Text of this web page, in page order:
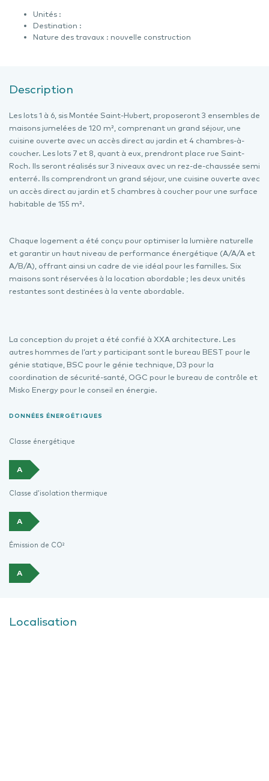
Unités :
Destination :
Nature des travaux : nouvelle construction
Description
Les lots 1 à 6, sis Montée Saint-Hubert, proposeront 3 ensembles de
maisons jumelées de 120 m², comprenant un grand séjour, une
cuisine ouverte avec un accès direct au jardin et 4 chambres-à-
coucher. Les lots 7 et 8, quant à eux, prendront place rue Saint-
Roch. Ils seront réalisés sur 3 niveaux avec un rez-de-chaussée semi
enterré. Ils comprendront un grand séjour, une cuisine ouverte avec
un accès direct au jardin et 5 chambres à coucher pour une surface
habitable de 155 m².
Chaque logement a été conçu pour optimiser la lumière naturelle
et garantir un haut niveau de performance énergétique (A/A/A et
A/B/A), offrant ainsi un cadre de vie idéal pour les familles. Six
maisons sont réservées à la location abordable ; les deux unités
restantes sont destinées à la vente abordable.
La conception du projet a été confié à XXA architecture. Les
autres hommes de l’art y participant sont le bureau BEST pour le
génie statique, BSC pour le génie technique, D3 pour la
coordination de sécurité-santé, OGC pour le bureau de contrôle et
Misko Energy pour le conseil en énergie.
DONNÉES ÉNERGÉTIQUES
Classe énergétique
A
Classe d’isolation thermique
A
Émission de CO²
A
Localisation